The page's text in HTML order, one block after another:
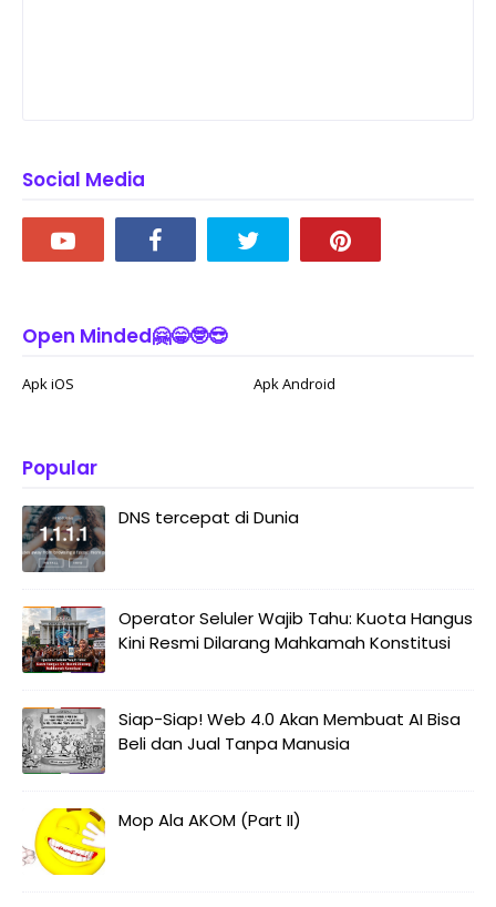
Social Media
Open Minded🤗😁🤓😎
Apk iOS Apk Android
Popular
DNS tercepat di Dunia
Operator Seluler Wajib Tahu: Kuota Hangus
Kini Resmi Dilarang Mahkamah Konstitusi
Siap-Siap! Web 4.0 Akan Membuat AI Bisa
Beli dan Jual Tanpa Manusia
Mop Ala AKOM (Part II)